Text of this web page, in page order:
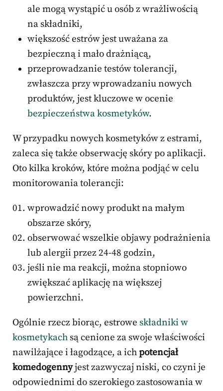
ale mogą wystąpić u osób z wrażliwością
na składniki,
większość estrów jest uważana za
bezpieczną i mało drażniącą,
przeprowadzanie testów tolerancji,
zwłaszcza przy wprowadzaniu nowych
produktów, jest kluczowe w ocenie
bezpieczeństwa kosmetyków.
W przypadku nowych kosmetyków z estrami,
zaleca się także obserwację skóry po aplikacji.
Oto kilka kroków, które można podjąć w celu
monitorowania tolerancji:
wprowadzić nowy produkt na małym
obszarze skóry,
obserwować wszelkie objawy podrażnienia
lub alergii przez 24-48 godzin,
jeśli nie ma reakcji, można stopniowo
zwiększać aplikację na większej
powierzchni.
Ogólnie rzecz biorąc, estrowe składniki w
kosmetykach są cenione za swoje właściwości
nawilżające i łagodzące, a ichpotencjał
komedogennyjest zazwyczaj niski, co czyni je
odpowiednimi do szerokiego zastosowania w